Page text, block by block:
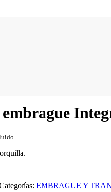
Categorías: EMBRAGUE Y